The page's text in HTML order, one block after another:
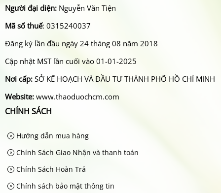
Người đại diện: Nguyễn Văn Tiện
Mã số thuế: 0315240037
Đăng ký lần đầu ngày 24 tháng 08 năm 2018
Cập nhật MST lần cuối vào 01-01-2025
Nơi cấp: SỞ KẾ HOẠCH VÀ ĐẦU TƯ THÀNH PHỐ HỒ CHÍ MINH
Website: www.thaoduochcm.com
CHÍNH SÁCH
Hướng dẫn mua hàng
Chính Sách Giao Nhận và thanh toán
Chính Sách Hoàn Trả
Chính sách bảo mật thông tin